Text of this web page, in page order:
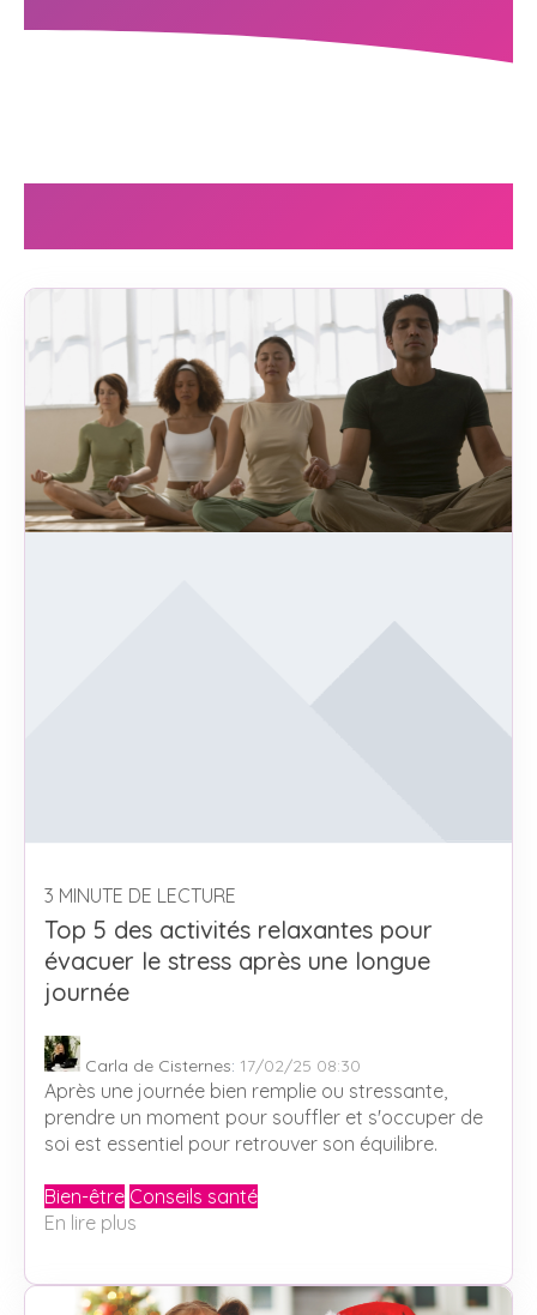
3 MINUTE DE LECTURE
Top 5 des activités relaxantes pour
évacuer le stress après une longue
journée
Carla de Cisternes: 17/02/25 08:30
Après une journée bien remplie ou stressante,
prendre un moment pour souffler et s'occuper de
soi est essentiel pour retrouver son équilibre.
Bien-être Conseils santé
En lire plus